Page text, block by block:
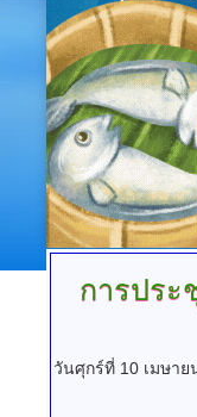
การปร
วันศุกร์ที่ 10 เมษาย